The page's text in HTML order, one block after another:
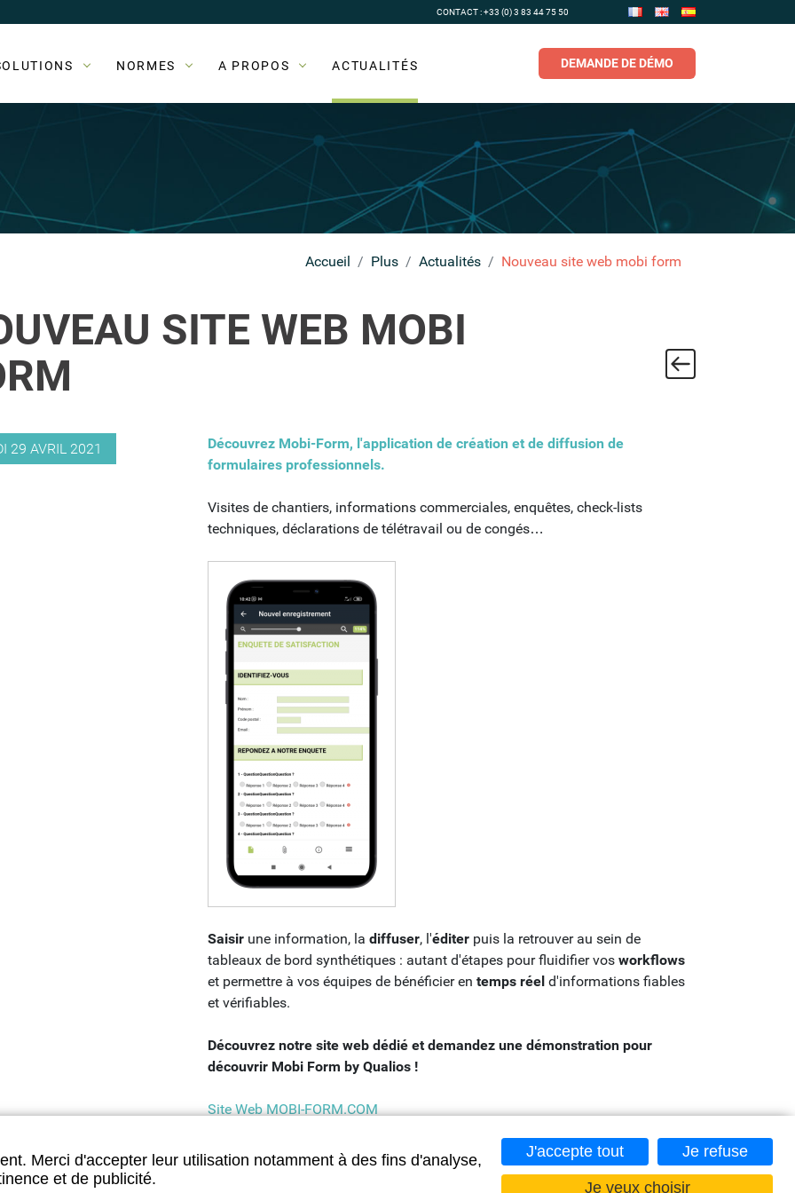
CONTACT : +33 (0) 3 83 44 75 50
NORMES A PROPOS ACTUALITÉS DEMANDE DE DÉMO
Accueil Plus Actualités Nouveau site web mobi form
SITE WEB MOBI
29 AVRIL 2021
Découvrez Mobi-Form, l'application de création et de diffusion de
formulaires professionnels.
Visites de chantiers, informations commerciales, enquêtes, check-lists
techniques, déclarations de télétravail ou de congés…
Saisir une information, la diffuser, l'éditer puis la retrouver au sein de
tableaux de bord synthétiques : autant d'étapes pour fluidifier vos workflows
et permettre à vos équipes de bénéficier en temps réeld'informations fiables
et vérifiables.
Découvrez notre site web dédié et demandez une démonstration pour
découvrir Mobi Form by Qualios !
Site Web MOBI-FORM.COM
Merci d'accepter leur utilisation notamment à des fins d'analyse,
et de publicité.
J'accepte tout Je refuse
Je veux choisir